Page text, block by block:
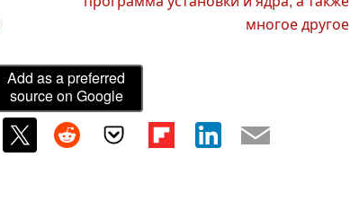
многое другое
Add as a preferred
source on Google